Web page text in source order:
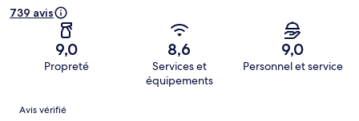
739 avis
9,0
Propreté
8,6
Services et
équipements
9,0
Personnel et service
Avis
Avis vérifié